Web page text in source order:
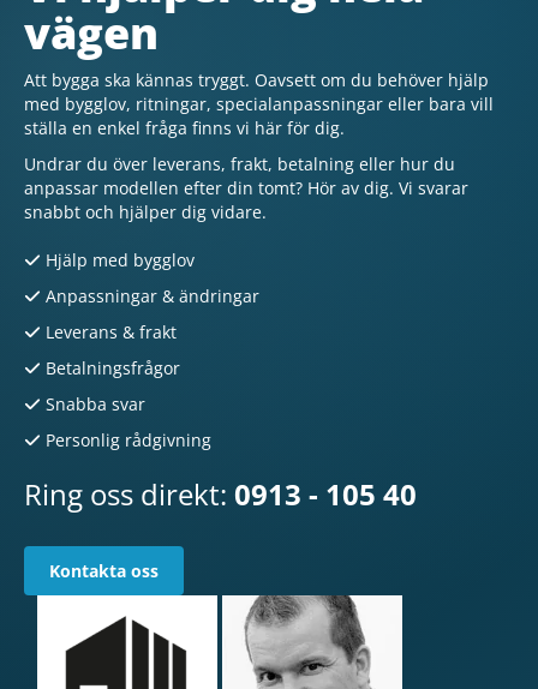
vägen
Att bygga ska kännas tryggt. Oavsett om du behöver hjälp
med bygglov, ritningar, specialanpassningar eller bara vill
ställa en enkel fråga finns vi här för dig.
Undrar du över leverans, frakt, betalning eller hur du
anpassar modellen efter din tomt? Hör av dig. Vi svarar
snabbt och hjälper dig vidare.
Hjälp med bygglov
Anpassningar & ändringar
Leverans & frakt
Betalningsfrågor
Snabba svar
Personlig rådgivning
Ring oss direkt: 0913 - 105 40
Kontakta oss